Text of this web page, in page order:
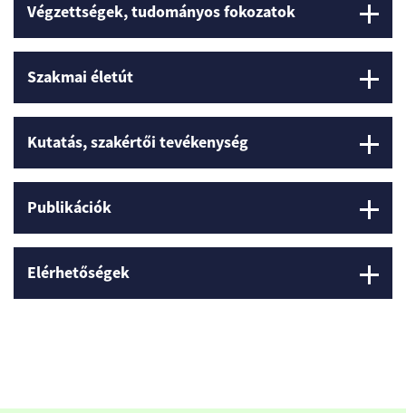
Végzettségek, tudományos fokozatok
Szakmai életút
Kutatás, szakértői tevékenység
Publikációk
Elérhetőségek